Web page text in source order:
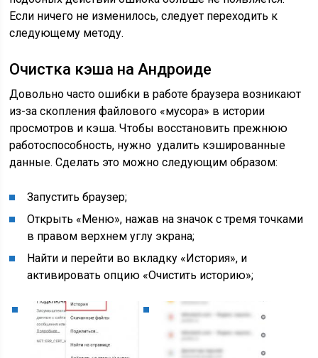
Если ничего не изменилось, следует переходить к
следующему методу.
Очистка кэша на Андроиде
Довольно часто ошибки в работе браузера возникают
из-за скопления файлового «мусора» в истории
просмотров и кэша. Чтобы восстановить прежнюю
работоспособность, нужно удалить кэшированные
данные. Сделать это можно следующим образом:
Запустить браузер;
Открыть «Меню», нажав на значок с тремя точками
в правом верхнем углу экрана;
Найти и перейти во вкладку «История», и
активировать опцию «Очистить историю»;